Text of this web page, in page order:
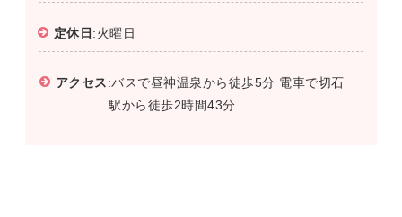
定休日 :火曜日
アクセス:バスで昼神温泉から徒歩5分 電車で切石
駅から徒歩2時間43分